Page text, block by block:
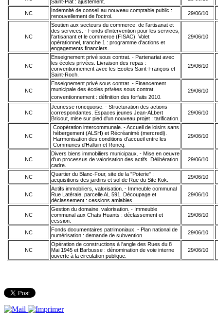
Saint-Piat : ajustement.
NC
Indemnité de conseil au nouveau comptable public :
renouvellement de l'octroi.
29/06/10
NC
Soutien aux secteurs du commerce, de l'artisanat et
des services. - Fonds d'intervention pour les services,
l'artisanant et le commerce (FISAC). Volet
opérationnel, tranche 1 : programme d'actions et
engagements financiers.
29/06/10
NC
Enseignement privé sous contrat. - Partenariat avec
les écoles privées. Livraison des repas :
conventionnement avec les Ecoles Saint-François et
Saint-Roch.
29/06/10
NC
Enseignement privé sous contrat. - Financement
municipale des écoles privées sous contrat,
conventionnement : définition des forfaits 2010.
29/06/10
NC
Jeunesse roncquoise. - Structuration des actions
correspondantes. Espaces jeunes Jean-ALbert
Bricout, mise sur pied d'un nouveau projet : tarification.
29/06/10
NC
Coopération intercommunale. - Accueil de loisirs sans
hébergement (ALSH) et Récréanimé (mercredi).
Harmonisation des conditions d'accueil entre les
Communes d'Halluin et Roncq.
29/06/10
NC
Divers biens immobiliers municipaux. - Mise en oeuvre
d'un processus de valorisation des actifs. Délibération
cadre.
29/06/10
NC
Quartier du Blanc-Four, site de la "Poterie" :
acquisitions des jardins et sol de Rue du Site Kok.
29/06/10
NC
Actifs immobiliers, valorisation. - Immeuble communal
Rue Latérale, parcelle AL 591. Découpage et
déclassement : cessions amiables.
29/06/10
NC
Gestion du domaine, valorisation. - Immeuble
communal aux Chats Huants : déclassement et
cession.
29/06/10
NC
Fonds documentaires patrimoniaux. - Plan national de
numérisation : demande de subvention.
29/06/10
NC
Opération de constructions à l'angle des Rues du 8
Mai 1945 et Barbusse : dénomination de voie interne
ouverte à la circulation publique.
29/06/10